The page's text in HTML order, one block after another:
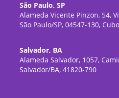
São Paulo, SP
Alameda Vicente Pinzon, 54,
São Paulo/SP, 04547-130,
Salvador, BA
Alameda Salvador, 1057,
Salvador/BA, 41820-790